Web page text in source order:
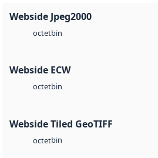
Webside Jpeg2000
octetbin
Webside ECW
octetbin
Webside Tiled GeoTIFF
octetbin